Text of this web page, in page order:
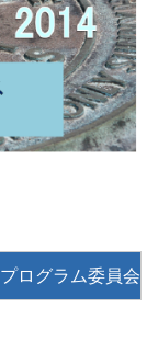
プログラム委員会